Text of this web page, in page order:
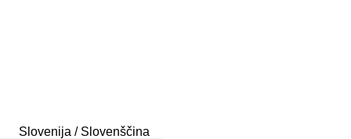
Slovenija / Slovenščina